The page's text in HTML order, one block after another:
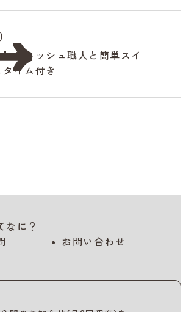
】デニッシュ職人と簡単スイ
イム付き
なに？
お問い合わせ